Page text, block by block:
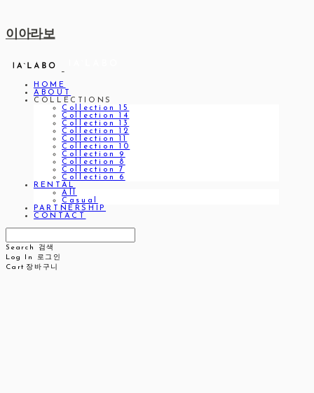
이아라보
HOME
ABOUT
COLLECTIONS
Collection 15
Collection 14
Collection 13
Collection 12
Collection 11
Collection 10
Collection 9
Collection 8
Collection 7
Collection 6
RENTAL
All
Casual
PARTNERSHIP
CONTACT
Search
검색
Log In
로그인
Cart 장바구니